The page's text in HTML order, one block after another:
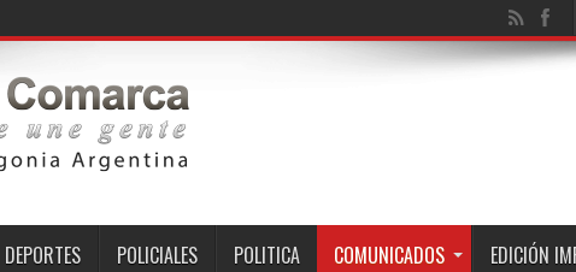
DEPORTES POLICIALES POLITICA COMUNICADOS EDICIÓN